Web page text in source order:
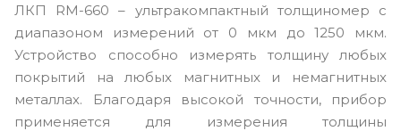
ЛКП RM-660 – ультракомпактный толщиномер с
диапазоном измерений от 0 мкм до 1250 мкм.
Устройство способно измерять толщину любых
покрытий на любых магнитных и немагнитных
металлах. Благодаря высокой точности, прибор
применяется для измерения толщины